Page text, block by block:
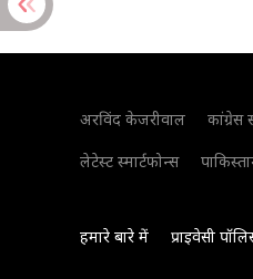
अरविंद केजरीवाल कांग्रेस
लेटेस्ट स्मार्टफोन्स
हमारे बारे में प्राइवेसी